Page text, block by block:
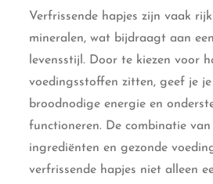
Verfrissende hapjes zijn vaak
mineralen, wat bijdraagt aan
levensstijl. Door te kiezen voor
voedingsstoffen zitten, geef je
broodnodige energie en
functioneren. De combinatie
ingrediënten en gezonde
verfrissende hapjes niet alleen